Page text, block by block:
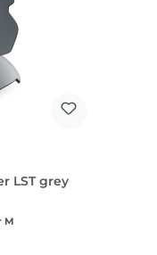
LST grey
M